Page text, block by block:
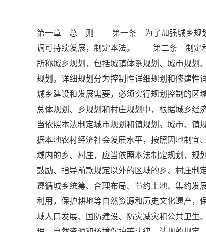
第一章 总 则 第一条 为了加强城乡规划管
调可持续发展，制定本法。 第二条 制定
所称城乡规划，包括城镇体系规划、城市规划
规划。详细规划分为控制性详细规划和修建
城乡建设和发展需要，必须实行规划控制的区
总体规划、乡规划和村庄规划中，根据城乡
当依照本法制定城市规划和镇规划。城市、
据本地农村经济社会发展水平，按照因地制宜
域内的乡、村庄，应当依照本法制定规划，
鼓励、指导前款规定以外的区域的乡、村庄
遵循城乡统筹、合理布局、节约土地、集约发
利用，保护耕地等自然资源和历史文化遗产，
域人口发展、国防建设、防灾减灾和公共卫